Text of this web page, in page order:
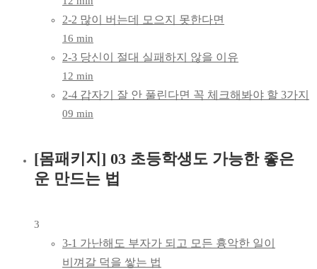
2-2 많이 버는데 모으지 못한다면
16 min
2-3 당신이 절대 실패하지 않을 이유
12 min
2-4 갑자기 잘 안 풀린다면 꼭 체크해봐야 할 3가지
09 min
[몸패키지] 03 초등학생도 가능한 좋은
운 만드는 법
3
3-1 가난해도 부자가 되고 모든 흉악한 일이
비껴갈 덕을 쌓는 법